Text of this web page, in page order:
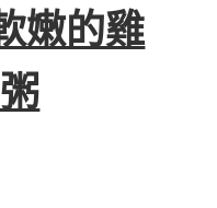
嫩的雞